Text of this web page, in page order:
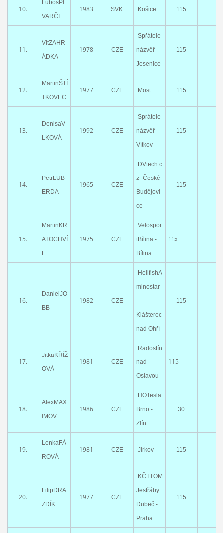
10.
LubošPI
VARČI
1983 SVK Košice 115
11.
VitZAHR
ÁDKA
1978 CZE
Spřátele
názvěř -
Jesenice
115
12.
MartinŠTÍ
TKOVEC
1977 CZE Most 115
13.
DenisaV
LKOVÁ
1992 CZE
Sprátele
názvěř -
Vítkov
115
14.
PetrLUB
ERDA
1965 CZE
DVtech.c
z- České
Budějovi
ce
115
15.
MartinKR
ATOCHVÍ
L
1975 CZE
Velospor
tBílina -
Bílina
115
16.
DanielJO
BB
1982 CZE
HellfishA
minostar
-
Klášterec
nad Ohří
115
17.
JitkaKŘÍŽ
OVÁ
1981 CZE
Radostín
nad
Oslavou
115
18.
AlexMAX
IMOV
1986 CZE
HOTesla
Brno -
Zlín
30
19.
LenkaFÁ
ROVÁ
1981 CZE Jirkov 115
20.
FilipDRA
ZDÍK
1977 CZE
KČTTOM
Jestřáby
Dubeč -
Praha
115